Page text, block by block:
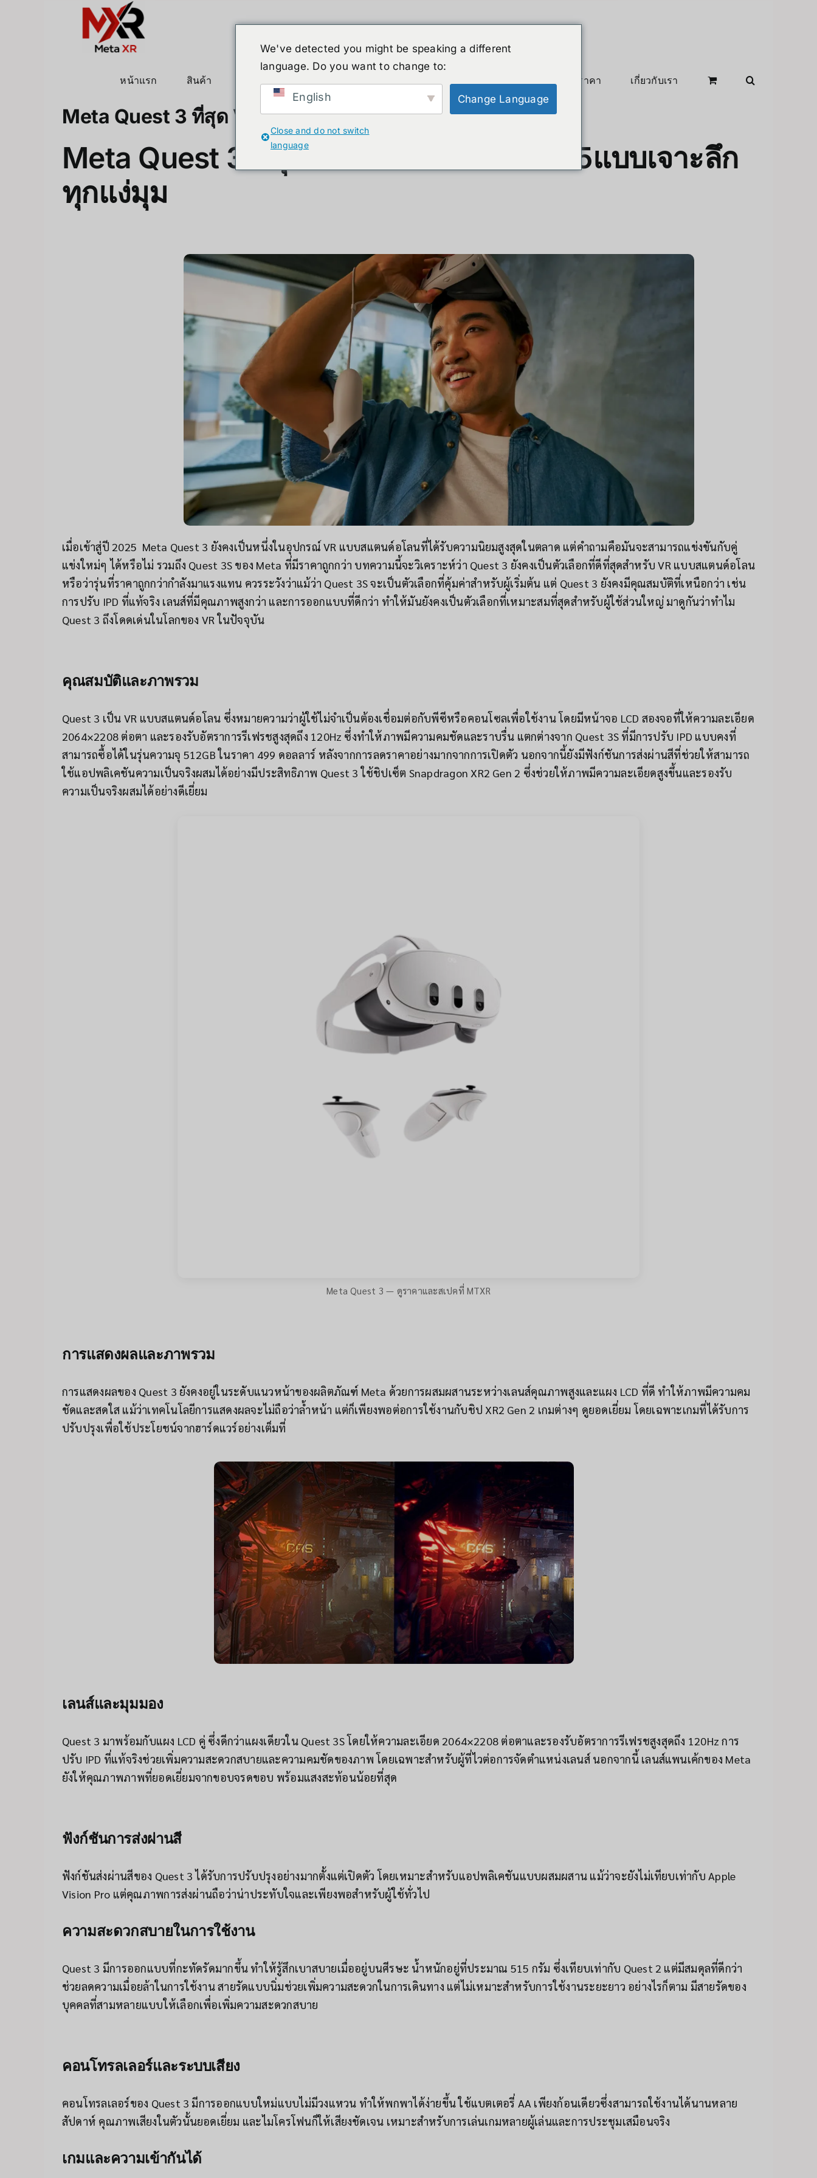
หน้าแรก
สินค้า สินค้าลดราคา เกี่ยวกับเรา
Meta Quest 3 ที่สุด VR Standalone 2025
Meta Quest 3 ที่สุด VR Standalone 2025แบบเจาะลึก
ทุกแง่มุม
เมื่อเข้าสู่ปี 2025 Meta Quest 3 ยังคงเป็นหนึ่งในอุปกรณ์ VR แบบสแตนด์อโลนที่ได้รับความนิยมสูงสุดในตลาด แต่คำถามคือมันจะสามารถแข่งขันกับคู่
แข่งใหม่ๆ ได้หรือไม่ รวมถึง Quest 3S ของ Meta ที่มีราคาถูกกว่า บทความนี้จะวิเคราะห์ว่า Quest 3 ยังคงเป็นตัวเลือกที่ดีที่สุดสำหรับ VR แบบสแตนด์อโลน
หรือว่ารุ่นที่ราคาถูกกว่ากำลังมาแรงแทน ควรระวังว่าแม้ว่า Quest 3S จะเป็นตัวเลือกที่คุ้มค่าสำหรับผู้เริ่มต้น แต่ Quest 3 ยังคงมีคุณสมบัติที่เหนือกว่า เช่น
การปรับ IPD ที่แท้จริง เลนส์ที่มีคุณภาพสูงกว่า และการออกแบบที่ดีกว่า ทำให้มันยังคงเป็นตัวเลือกที่เหมาะสมที่สุดสำหรับผู้ใช้ส่วนใหญ่ มาดูกันว่าทำไม
Quest 3 ถึงโดดเด่นในโลกของ VR ในปัจจุบัน
คุณสมบัติและภาพรวม
Quest 3 เป็น VR แบบสแตนด์อโลน ซึ่งหมายความว่าผู้ใช้ไม่จำเป็นต้องเชื่อมต่อกับพีซีหรือคอนโซลเพื่อใช้งาน โดยมีหน้าจอ LCD สองจอที่ให้ความละเอียด
2064×2208 ต่อตา และรองรับอัตราการรีเฟรชสูงสุดถึง 120Hz ซึ่งทำให้ภาพมีความคมชัดและราบรื่น แตกต่างจาก Quest 3S ที่มีการปรับ IPD แบบคงที่
สามารถซื้อได้ในรุ่นความจุ 512GB ในราคา 499 ดอลลาร์ หลังจากการลดราคาอย่างมากจากการเปิดตัว นอกจากนี้ยังมีฟังก์ชันการส่งผ่านสีที่ช่วยให้สามารถ
ใช้แอปพลิเคชันความเป็นจริงผสมได้อย่างมีประสิทธิภาพ Quest 3 ใช้ชิปเซ็ต Snapdragon XR2 Gen 2 ซึ่งช่วยให้ภาพมีความละเอียดสูงขึ้นและรองรับ
ความเป็นจริงผสมได้อย่างดีเยี่ยม
Meta Quest 3 — ดูราคาและสเปคที่ MTXR
การแสดงผลและภาพรวม
การแสดงผลของ Quest 3 ยังคงอยู่ในระดับแนวหน้าของผลิตภัณฑ์ Meta ด้วยการผสมผสานระหว่างเลนส์คุณภาพสูงและแผง LCD ที่ดี ทำให้ภาพมีความคม
ชัดและสดใส แม้ว่าเทคโนโลยีการแสดงผลจะไม่ถือว่าล้ำหน้า แต่ก็เพียงพอต่อการใช้งานกับชิป XR2 Gen 2 เกมต่างๆ ดูยอดเยี่ยม โดยเฉพาะเกมที่ได้รับการ
ปรับปรุงเพื่อใช้ประโยชน์จากฮาร์ดแวร์อย่างเต็มที่
เลนส์และมุมมอง
Quest 3 มาพร้อมกับแผง LCD คู่ ซึ่งดีกว่าแผงเดียวใน Quest 3S โดยให้ความละเอียด 2064×2208 ต่อตาและรองรับอัตราการรีเฟรชสูงสุดถึง 120Hz การ
ปรับ IPD ที่แท้จริงช่วยเพิ่มความสะดวกสบายและความคมชัดของภาพ โดยเฉพาะสำหรับผู้ที่ไวต่อการจัดตำแหน่งเลนส์ นอกจากนี้ เลนส์แพนเค้กของ Meta
ยังให้คุณภาพภาพที่ยอดเยี่ยมจากขอบจรดขอบ พร้อมแสงสะท้อนน้อยที่สุด
ฟังก์ชันการส่งผ่านสี
ฟังก์ชันส่งผ่านสีของ Quest 3 ได้รับการปรับปรุงอย่างมากตั้งแต่เปิดตัว โดยเหมาะสำหรับแอปพลิเคชันแบบผสมผสาน แม้ว่าจะยังไม่เทียบเท่ากับ Apple
Vision Pro แต่คุณภาพการส่งผ่านถือว่าน่าประทับใจและเพียงพอสำหรับผู้ใช้ทั่วไป
ความสะดวกสบายในการใช้งาน
Quest 3 มีการออกแบบที่กะทัดรัดมากขึ้น ทำให้รู้สึกเบาสบายเมื่ออยู่บนศีรษะ น้ำหนักอยู่ที่ประมาณ 515 กรัม ซึ่งเทียบเท่ากับ Quest 2 แต่มีสมดุลที่ดีกว่า
ช่วยลดความเมื่อยล้าในการใช้งาน สายรัดแบบนิ่มช่วยเพิ่มความสะดวกในการเดินทาง แต่ไม่เหมาะสำหรับการใช้งานระยะยาว อย่างไรก็ตาม มีสายรัดของ
บุคคลที่สามหลายแบบให้เลือกเพื่อเพิ่มความสะดวกสบาย
คอนโทรลเลอร์และระบบเสียง
คอนโทรลเลอร์ของ Quest 3 มีการออกแบบใหม่แบบไม่มีวงแหวน ทำให้พกพาได้ง่ายขึ้น ใช้แบตเตอรี่ AA เพียงก้อนเดียวซึ่งสามารถใช้งานได้นานหลาย
สัปดาห์ คุณภาพเสียงในตัวนั้นยอดเยี่ยม และไมโครโฟนก็ให้เสียงชัดเจน เหมาะสำหรับการเล่นเกมหลายผู้เล่นและการประชุมเสมือนจริง
เกมและความเข้ากันได้
We've detected you might be speaking a different
language. Do you want to change to:
English Change Language
Close and do not switch
language